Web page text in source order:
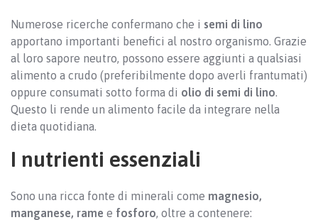
Numerose ricerche confermano che i semi di lino
apportano importanti benefici al nostro organismo. Grazie
al loro sapore neutro, possono essere aggiunti a qualsiasi
alimento a crudo (preferibilmente dopo averli frantumati)
oppure consumati sotto forma di olio di semi di lino.
Questo li rende un alimento facile da integrare nella
dieta quotidiana.
I nutrienti essenziali
Sono una ricca fonte di minerali come magnesio,
manganese, rame e fosforo, oltre a contenere: